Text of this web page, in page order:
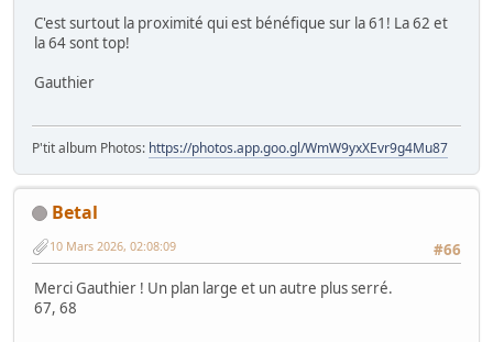
C'est surtout la proximité qui est bénéfique sur la 61! La 62 et
la 64 sont top!
Gauthier
P'tit album Photos: https://photos.app.goo.gl/WmW9yxXEvr9g4Mu87
Betal
#66
10 Mars 2026, 02:08:09
Merci Gauthier ! Un plan large et un autre plus serré.
67, 68